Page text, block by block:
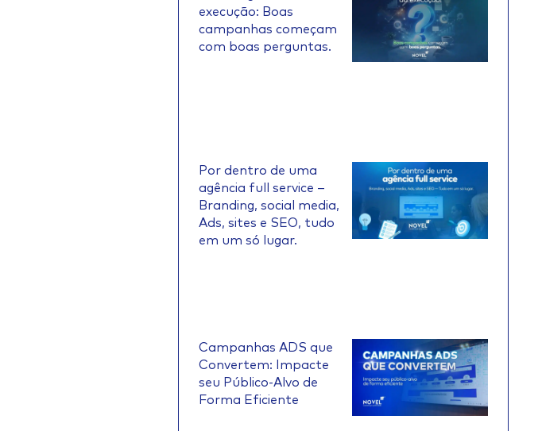
execução: Boas
campanhas começam
com boas perguntas.
Por dentro de uma
agência full service –
Branding, social media,
Ads, sites e SEO, tudo
em um só lugar.
Campanhas ADS que
Convertem: Impacte
seu Público-Alvo de
Forma Eficiente